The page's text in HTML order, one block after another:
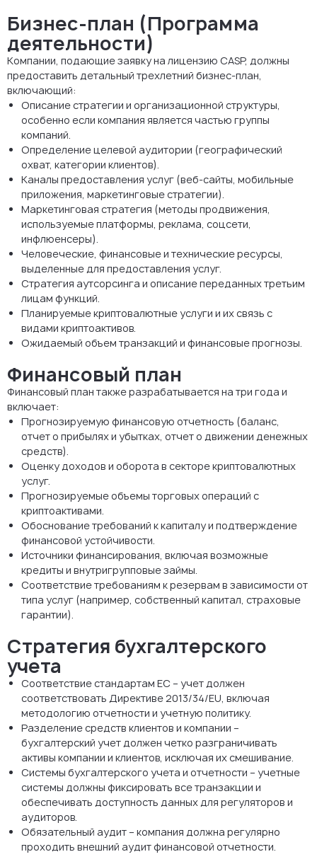
Бизнес-план (Программа
деятельности)
Компании, подающие заявку на лицензию CASP, должны
предоставить детальный трехлетний бизнес-план,
включающий:
Описание стратегии и организационной структуры,
особенно если компания является частью группы
компаний.
Определение целевой аудитории (географический
охват, категории клиентов).
Каналы предоставления услуг (веб-сайты, мобильные
приложения, маркетинговые стратегии).
Маркетинговая стратегия (методы продвижения,
используемые платформы, реклама, соцсети,
инфлюенсеры).
Человеческие, финансовые и технические ресурсы,
выделенные для предоставления услуг.
Стратегия аутсорсинга и описание переданных третьим
лицам функций.
Планируемые криптовалютные услуги и их связь с
видами криптоактивов.
Ожидаемый объем транзакций и финансовые прогнозы.
Финансовый план
Финансовый план также разрабатывается на три года и
включает:
Прогнозируемую финансовую отчетность (баланс,
отчет о прибылях и убытках, отчет о движении денежных
средств).
Оценку доходов и оборота в секторе криптовалютных
услуг.
Прогнозируемые объемы торговых операций с
криптоактивами.
Обоснование требований к капиталу и подтверждение
финансовой устойчивости.
Источники финансирования, включая возможные
кредиты и внутригрупповые займы.
Соответствие требованиям к резервам в зависимости от
типа услуг (например, собственный капитал, страховые
гарантии).
Стратегия бухгалтерского
учета
Соответствие стандартам ЕС – учет должен
соответствовать Директиве 2013/34/EU, включая
методологию отчетности и учетную политику.
Разделение средств клиентов и компании –
бухгалтерский учет должен четко разграничивать
активы компании и клиентов, исключая их смешивание.
Системы бухгалтерского учета и отчетности – учетные
системы должны фиксировать все транзакции и
обеспечивать доступность данных для регуляторов и
аудиторов.
Обязательный аудит – компания должна регулярно
проходить внешний аудит финансовой отчетности.